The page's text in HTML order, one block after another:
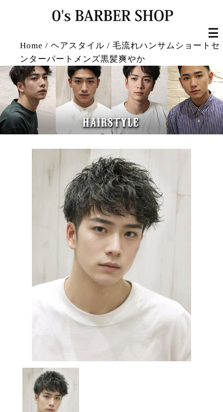
Home / ヘアスタイル / 毛流れハンサムショートセ
ンターパートメンズ黒髪爽やか